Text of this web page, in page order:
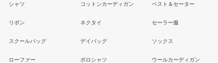
シャツ コットンカーディガン ベスト＆セーター
リボン ネクタイ セーラー服
スクールバッグ デイバッグ ソックス
ローファー ポロシャツ ウールカーディガン